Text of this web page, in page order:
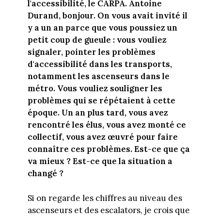
l'accessibilité, le CARPA. Antoine
Durand, bonjour. On vous avait invité il
y a un an parce que vous poussiez un
petit coup de gueule : vous vouliez
signaler, pointer les problèmes
d'accessibilité dans les transports,
notamment les ascenseurs dans le
métro. Vous vouliez souligner les
problèmes qui se répétaient à cette
époque. Un an plus tard, vous avez
rencontré les élus, vous avez monté ce
collectif, vous avez œuvré pour faire
connaître ces problèmes. Est-ce que ça
va mieux ? Est-ce que la situation a
changé ?
Si on regarde les chiffres au niveau des
ascenseurs et des escalators, je crois que